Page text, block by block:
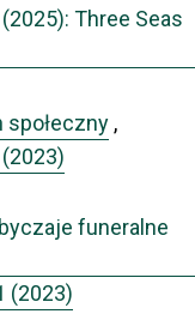
Three Seas
społeczny ,
funeralne
(2023)